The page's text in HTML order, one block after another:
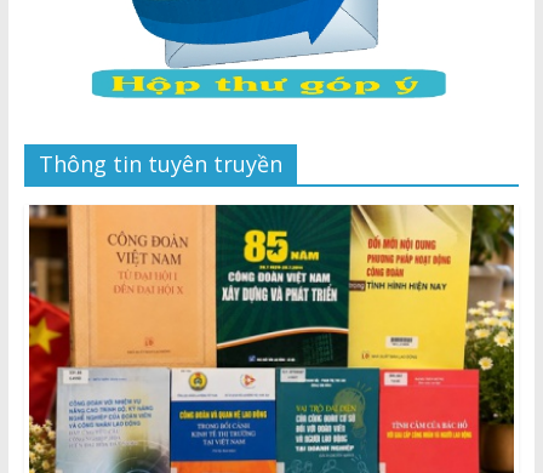
Thông tin tuyên truyền